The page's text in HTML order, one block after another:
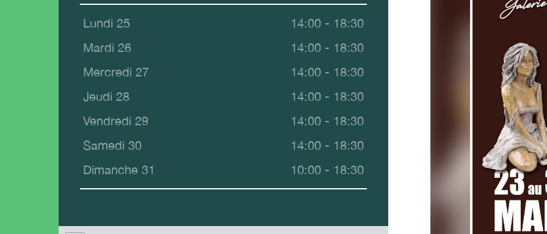
Lundi 25
14:00 - 18:30
Mardi 26
14:00 - 18:30
Mercredi 27
14:00 - 18:30
Jeudi 28
14:00 - 18:30
Vendredi 29
14:00 - 18:30
Samedi 30
14:00 - 18:30
Dimanche 31
10:00 - 18:30